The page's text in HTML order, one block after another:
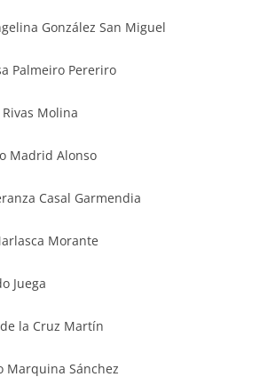
González San Miguel
Palmeiro Pereriro
Molina
Madrid Alonso
Casal Garmendia
Morante
Juega
la Cruz Martín
Marquina Sánchez